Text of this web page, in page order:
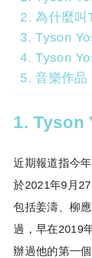
2. 為什麼叫
3. Tyson
4. Tyson
5. 音樂作品
1. Tyson
近期報道指今
於2021年9月
包括姜濤、柳
過，早在2019
辦過他的第一